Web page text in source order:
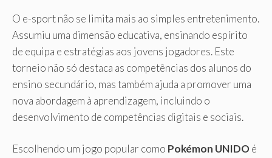
O e-sport não se limita mais ao simples entretenimento.
Assumiu uma dimensão educativa, ensinando espírito
de equipa e estratégias aos jovens jogadores. Este
torneio não só destaca as competências dos alunos do
ensino secundário, mas também ajuda a promover uma
nova abordagem à aprendizagem, incluindo o
desenvolvimento de competências digitais e sociais.
Escolhendo um jogo popular como Pokémon UNIDOé